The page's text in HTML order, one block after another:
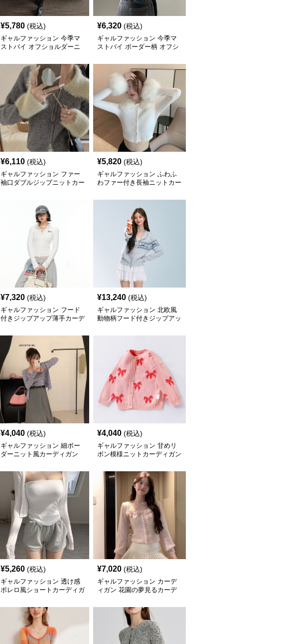
¥5,780 (税込)
ギャルファッション 今季マ
ストバイ オフショルダーニ
¥6,320 (税込)
ギャルファッション 今季マ
ストバイ ボーダー柄 オフシ
¥6,110 (税込)
ギャルファッション ファー
袖口ダブルジップニットカー
¥5,820 (税込)
ギャルファッション ふわふ
わファー付き長袖ニットカー
¥7,320 (税込)
ギャルファッション フード
付きジップアップ薄手カーデ
¥13,240 (税込)
ギャルファッション 北欧風
動物柄フード付きジップアッ
¥4,040 (税込)
ギャルファッション 細ボー
ダーニット風カーディガン
¥4,040 (税込)
ギャルファッション 甘めリ
ボン模様ニットカーディガン
¥5,260 (税込)
ギャルファッション 透け感
ボレロ風ショートカーディガ
¥7,020 (税込)
ギャルファッション カーデ
ィガン 花園の夢見るカーデ